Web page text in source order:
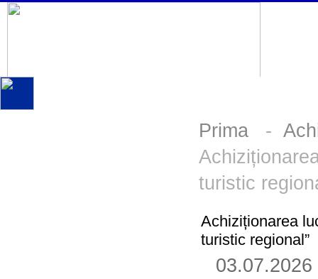
Prima -
turistic
Achiziționarea
turistic regional”
03.07.2026